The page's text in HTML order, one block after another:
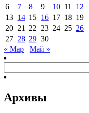
6
7 8 9 10 11
12
13 14 15 16 17 18 19
20 21 22 23 24 25 26
27 28 29 30
« Мар
Май »
Архивы